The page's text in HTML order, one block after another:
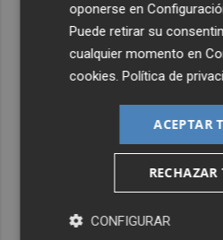
oponerse en
Puede retirar su
cualquier momento en
cookies.Política de
ACEPTAR
RECHAZAR
CONFIGURAR